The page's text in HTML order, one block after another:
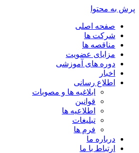
پرش به محتوا
صفحه اصلی
شرکت ها
مناقصه ها
مزایای عضویت
دوره های آموزشی
اخبار
اطلاع رسانی
ابلاغیه ها و مصوبات
قوانین
اطلاعیه ها
تبلیغات
فرم ها
درباره ما
ارتباط با ما